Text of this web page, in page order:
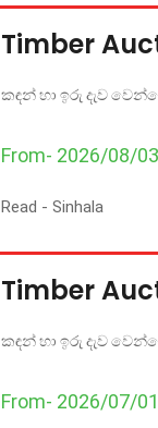
Timber
කඳන් හා ඉරු දැව
From- 2026/08/
Read - Sinhala
Timber
කඳන් හා ඉරු දැව
From- 2026/07/